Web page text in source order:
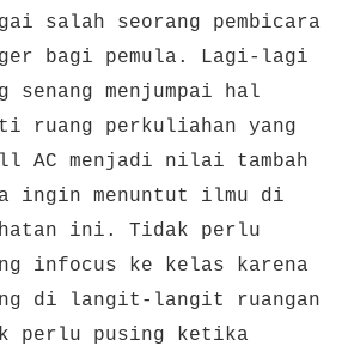
salah seorang pembicara
bagi pemula. Lagi-lagi
senang menjumpai hal
ruang perkuliahan yang
AC menjadi nilai tambah
ingin menuntut ilmu di
ini. Tidak perlu
infocus ke kelas karena
di langit-langit ruangan
perlu pusing ketika